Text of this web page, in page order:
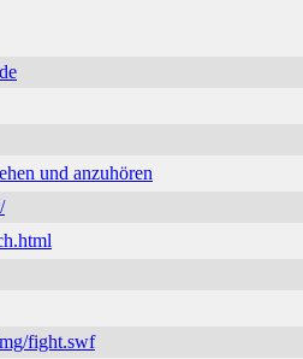
und anzuhören
fight.swf